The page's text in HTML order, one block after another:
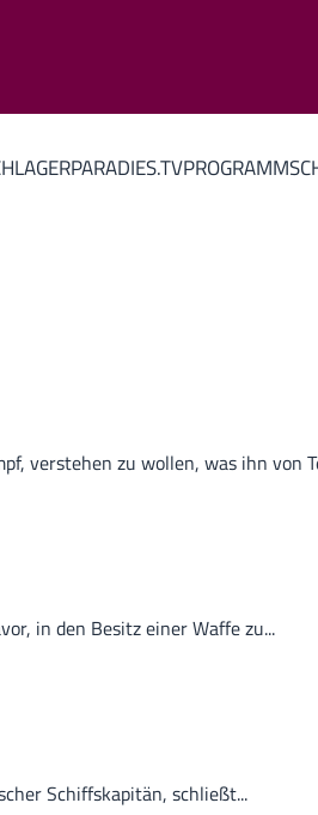
PROGRAMM
verstehen zu wollen, was ihn von
in den Besitz einer Waffe zu...
Schiffskapitän, schließt...